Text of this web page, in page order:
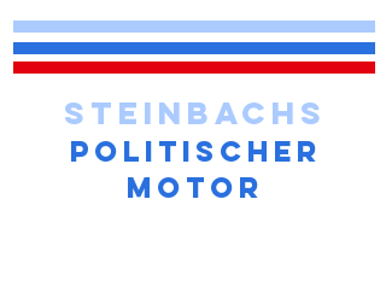
STEINBACHS
POLITISCHER
MOTOR